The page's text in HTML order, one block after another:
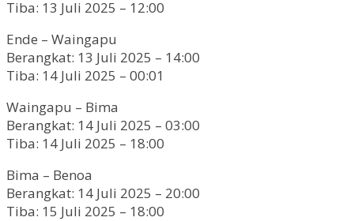
Tiba: 13 Juli 2025 – 12:00
Ende – Waingapu
Berangkat: 13 Juli 2025 – 14:00
Tiba: 14 Juli 2025 – 00:01
Waingapu – Bima
Berangkat: 14 Juli 2025 – 03:00
Tiba: 14 Juli 2025 – 18:00
Bima – Benoa
Berangkat: 14 Juli 2025 – 20:00
Tiba: 15 Juli 2025 – 18:00